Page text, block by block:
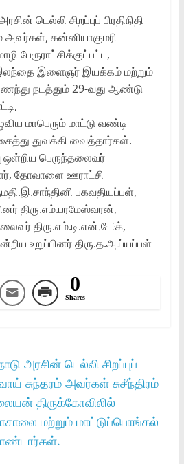
டெல்லி சிறப்புப்‌ பிரதிநிதி
அவர்கள்‌, கன்னியாகுமரி
பேரூராட்சிக்குட்பட்ட,
இளைஞர்‌ இயக்கம்‌ மற்றும்‌
நடத்தும்‌ 29-வது ஆண்டு
மாபெரும்‌ மாட்டு வண்டி
துவக்கி வைத்தார்கள்‌.
ஒள்றிய பெருந்தலைவர்‌
தோவாளை ஊராட்சி
பகவதியப்பள்‌,
திரு.எம்‌.பரமேஸ்வரன்‌,
திரு.எம்‌.டி.என்‌.ேக்‌,
உறுப்பினர்‌ திரு.த.அய்யப்பள்‌
0
Shares
அரசின்‌ டெல்லி சிறப்புப்‌
சுந்தரம்‌ அவர்கள் சுசீந்திரம்‌
திருக்கோவிலில்‌
மற்றும்‌ மாட்டுப்பொங்கல்‌